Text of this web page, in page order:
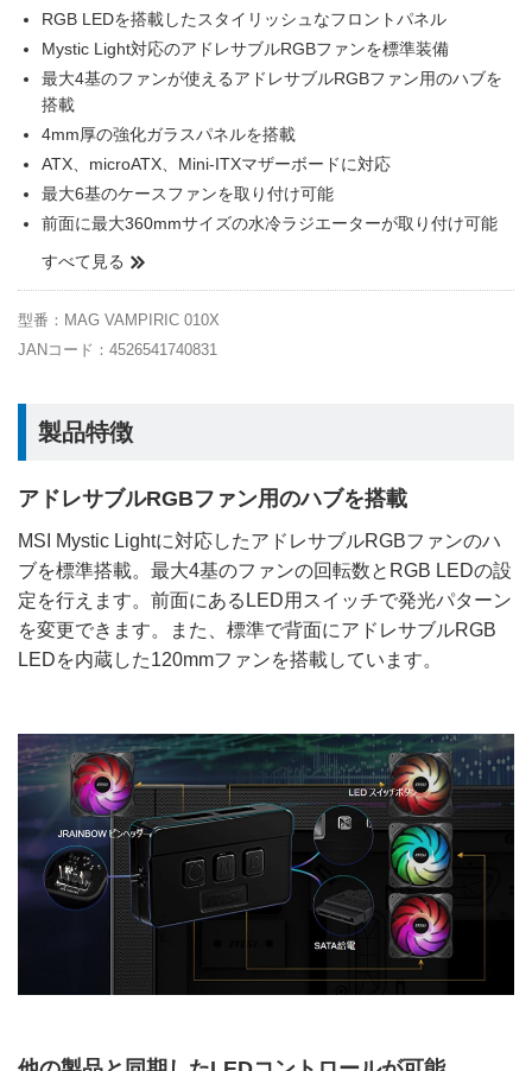
RGB LEDを搭載したスタイリッシュなフロントパネル
Mystic Light対応のアドレサブルRGBファンを標準装備
最大4基のファンが使えるアドレサブルRGBファン用のハブを
搭載
4mm厚の強化ガラスパネルを搭載
ATX、microATX、Mini-ITXマザーボードに対応
最大6基のケースファンを取り付け可能
前面に最大360mmサイズの水冷ラジエーターが取り付け可能
すべて見る
型番：MAG VAMPIRIC 010X
JANコード：4526541740831
製品特徴
アドレサブルRGBファン用のハブを搭載
MSI Mystic Lightに対応したアドレサブルRGBファンのハ
ブを標準搭載。最大4基のファンの回転数とRGB LEDの設
定を行えます。前面にあるLED用スイッチで発光パターン
を変更できます。また、標準で背面にアドレサブルRGB
LEDを内蔵した120mmファンを搭載しています。